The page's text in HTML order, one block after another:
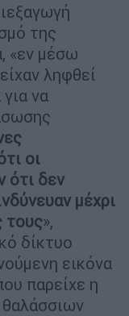
της
«εν μέσω
ληφθεί
να
οι
ότι δεν
μέχρι
τους»,
δίκτυο
εικόνα
παρείχε η